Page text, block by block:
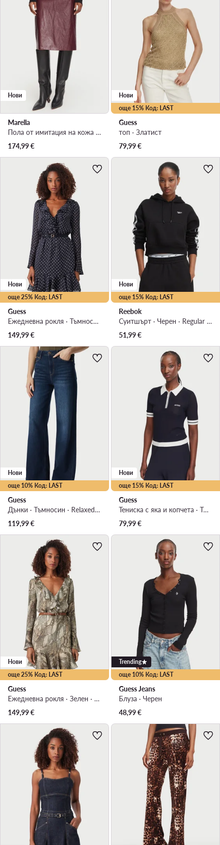
Нови
Marella
Пола от имитация на кожа · Бордо · Миди
174,99€
още 15% Код: LAST
Нови
Guess
топ · Златист
79,99€
още 25% Код: LAST
Нови
Guess
Ежедневна рокля · Тъмносин · Мини
149,99€
още 15% Код: LAST
Нови
Reebok
Суитшърт · Черен · Regular Fit
51,99€
още 10% Код: LAST
Нови
Guess
Дънки · Тъмносин · Relaxed Fit
119,99€
още 15% Код: LAST
Нови
Guess
Тениска с яка и копчета · Тъмносин
79,99€
още 25% Код: LAST
Нови
Guess
Ежедневна рокля · Зелен · Мини
149,99€
още 10% Код: LAST
Trending
Guess Jeans
Блуза · Черен
48,99€